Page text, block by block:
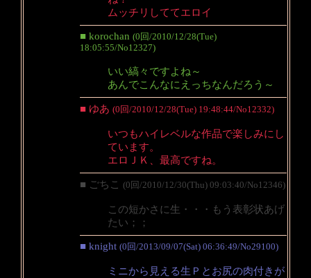
ムッチリしててエロイ
■ korochan (0回/2010/12/28(Tue)
18:05:55/No12327)
いい縞々ですよね～
あんでこんなにえっちなんだろう～
■ ゆあ (0回/2010/12/28(Tue) 19:48:44/No12332)
いつもハイレベルな作品で楽しみにし
ています。
エロＪＫ、最高ですね。
■ ごちこ (0回/2010/12/30(Thu) 09:03:40/No12346)
この短かさに生・・・もう表彰状あげ
たい；；
■ knight (0回/2013/09/07(Sat) 06:36:49/No29100)
ミニから見える生Ｐとお尻の肉付きが